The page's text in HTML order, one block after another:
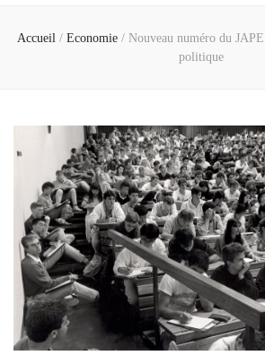
Accueil / Economie / Nouveau numéro du
politique